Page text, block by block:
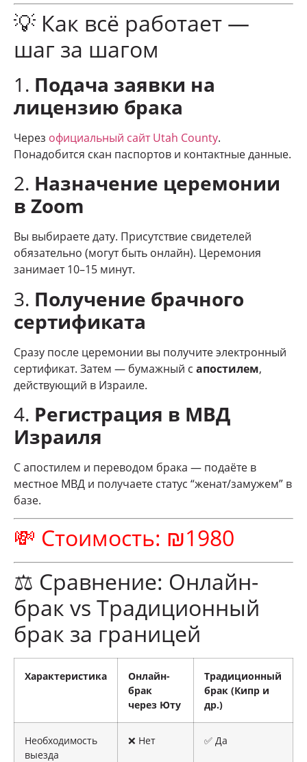
💡 Как всё работает —
шаг за шагом
1. Подача заявки на
лицензию брака
Через официальный сайт Utah County.
Понадобится скан паспортов и контактные данные.
2. Назначение церемонии
в Zoom
Вы выбираете дату. Присутствие свидетелей
обязательно (могут быть онлайн). Церемония
занимает 10–15 минут.
3. Получение брачного
сертификата
Сразу после церемонии вы получите электронный
сертификат. Затем — бумажный с апостилем,
действующий в Израиле.
4. Регистрация в МВД
Израиля
С апостилем и переводом брака — подаёте в
местное МВД и получаете статус “женат/замужем” в
базе.
💸 Стоимость: ₪1980
⚖️ Сравнение: Онлайн-
брак vs Традиционный
брак за границей
Характеристика
Онлайн-
брак
через Юту
Традиционный
брак (Кипр и
др.)
Необходимость
выезда
❌ Нет ✅ Да